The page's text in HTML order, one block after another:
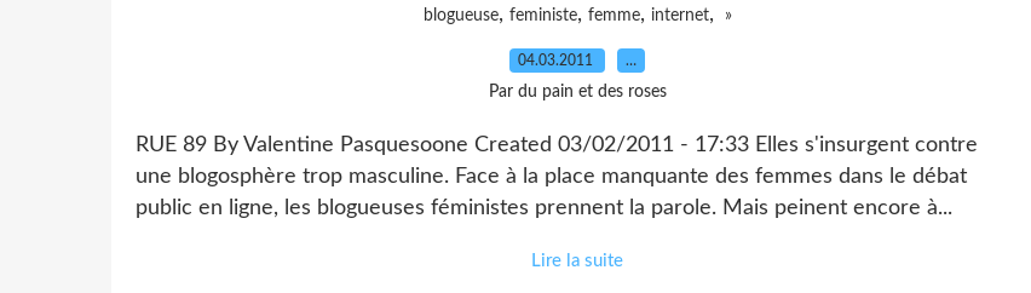
blogueuse, feministe, femme, internet, »
04.03.2011 …
Par du pain et des roses
RUE 89 By Valentine Pasquesoone Created 03/02/2011 - 17:33 Elles s'insurgent contre
une blogosphère trop masculine. Face à la place manquante des femmes dans le débat
public en ligne, les blogueuses féministes prennent la parole. Mais peinent encore à...
Lire la suite